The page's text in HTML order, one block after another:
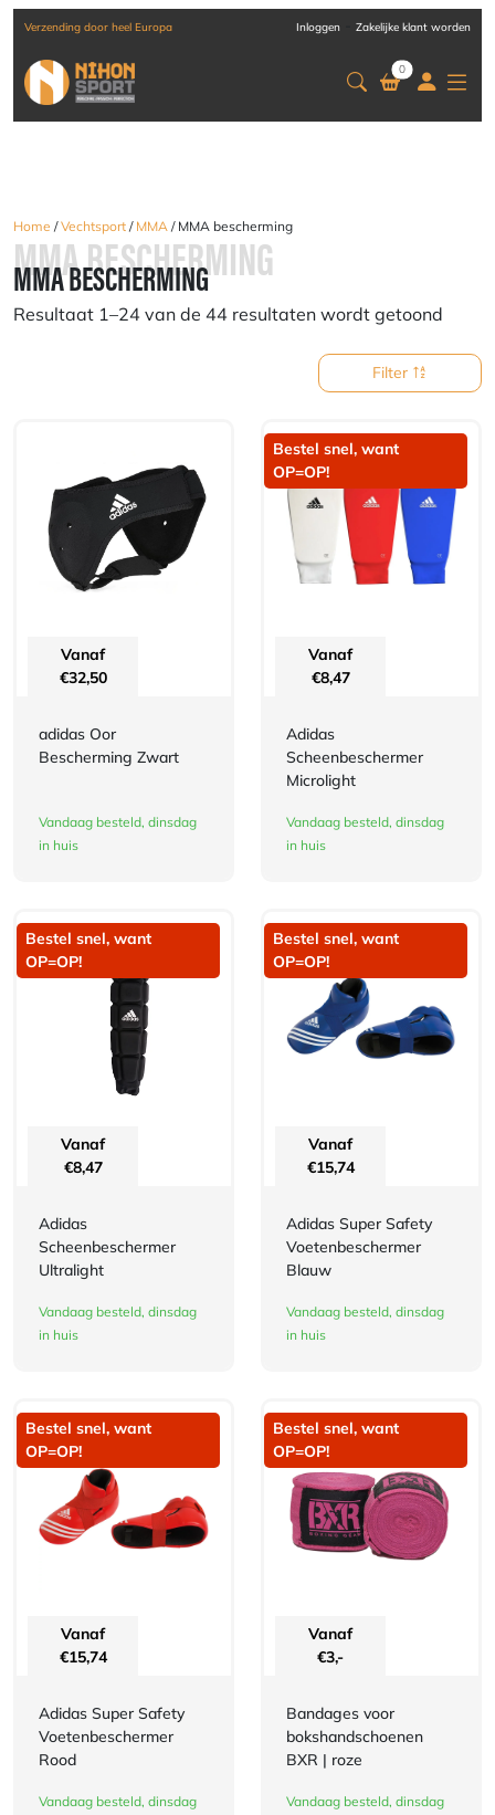
Verzending door heel Europa Inloggen Zakelijke klant worden
0
Home /Vechtsport / MMA / MMA bescherming
MMA BESCHERMING
MMA BESCHERMING
Resultaat 1–24 van de 44 resultaten wordt getoond
Filter
Vanaf
€32,50
adidas Oor
Bescherming Zwart
Vandaag besteld, dinsdag
in huis
Bestel snel, want
OP=OP!
Vanaf
€8,47
Adidas
Scheenbeschermer
Microlight
Vandaag besteld, dinsdag
in huis
Bestel snel, want
OP=OP!
Vanaf
€8,47
Adidas
Scheenbeschermer
Ultralight
Vandaag besteld, dinsdag
in huis
Bestel snel, want
OP=OP!
Vanaf
€15,74
Adidas Super Safety
Voetenbeschermer
Blauw
Vandaag besteld, dinsdag
in huis
Bestel snel, want
OP=OP!
Vanaf
€15,74
Adidas Super Safety
Voetenbeschermer
Rood
Vandaag besteld, dinsdag
Bestel snel, want
OP=OP!
Vanaf
€3,-
Bandages voor
bokshandschoenen
BXR | roze
Vandaag besteld, dinsdag